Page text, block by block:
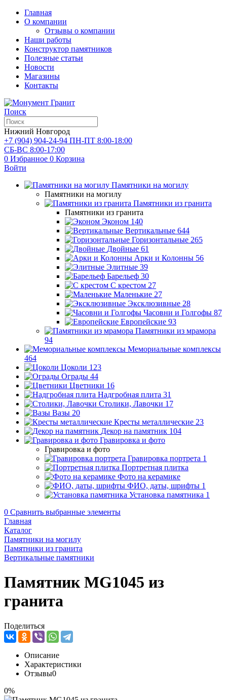
Главная
О компании
Отзывы о компании
Наши работы
Конструктор памятников
Полезные статьи
Новости
Магазины
Контакты
Поиск
Нижний Новгород
+7 (904) 904-24-94 ПН-ПТ 8:00-18:00
СБ-ВС 8:00-17:00
0 Избранное 0 Корзина
Войти
Памятники на могилу
Памятники на могилу
Памятники из гранита
Памятники из гранита
Эконом 140
Вертикальные 644
Горизонтальные 265
Двойные 61
Арки и Колонны 56
Элитные 39
Барельеф 30
С крестом 27
Маленькие 27
Эксклюзивные 28
Часовни и Голгофы 87
Европейские 93
Памятники из мрамора
94
Мемориальные комплексы
464
Цоколи 123
Ограды 44
Цветники 16
Надгробная плита 31
Столики, Лавочки 17
Вазы 20
Кресты металлические 23
Декор на памятник 104
Гравировка и фото
Гравировка и фото
Гравировка портрета 1
Портретная плитка
Фото на керамике
ФИО, даты, шрифты 1
Установка памятника 1
0 Сравнить выбранные элементы
Главная
Каталог
Памятники на могилу
Памятники из гранита
Вертикальные памятники
Памятник MG1045 из
гранита
Поделиться
Описание
Характеристики
Отзывы0
0%